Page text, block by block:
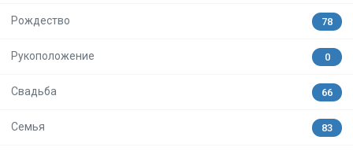
Рождество 78
Рукоположение 0
Свадьба 66
Семья 83